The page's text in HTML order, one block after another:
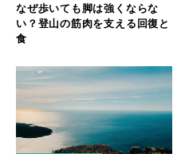
なぜ歩いても脚は強くならな
い？登山の筋肉を支える回復と
食